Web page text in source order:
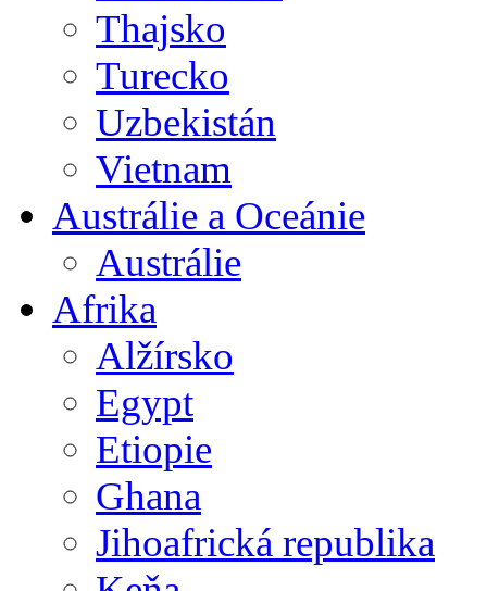
Thajsko
Turecko
Uzbekistán
Vietnam
Austrálie a Oceánie
Austrálie
Afrika
Alžírsko
Egypt
Etiopie
Ghana
Jihoafrická republika